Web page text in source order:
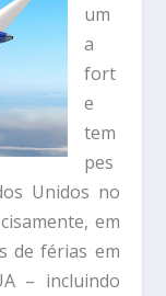
um
a
fort
e
tem
pes
Unidos no
em
de férias em
– incluindo